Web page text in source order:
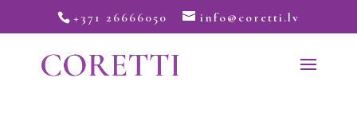
+371 26666050 info@coretti.lv